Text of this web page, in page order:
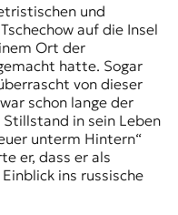
und
auf die Insel
Ort der
hatte. Sogar
von dieser
schon lange der
Stillstand in sein Leben
unterm Hintern“
er, dass er als
ins russische